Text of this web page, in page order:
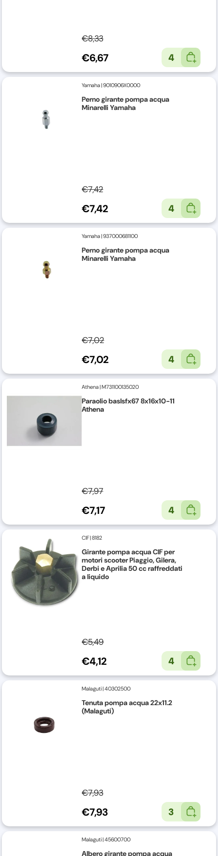
€8,33
€6,67 4
Yamaha|9010906X0000
Perno girante pompa acqua
Minarelli Yamaha
€7,42
€7,42 4
Yamaha|937000681100
Perno girante pompa acqua
Minarelli Yamaha
€7,02
€7,02 4
Athena|M731100135020
Paraolio baslsfx67 8x16x10-11
Athena
€7,97
€7,17 4
CIF|8182
Girante pompa acqua CIF per
motori scooter Piaggio, Gilera,
Derbi e Aprilia 50 cc raffreddati
a liquido
€5,49
€4,12 4
Malaguti|40302500
Tenuta pompa acqua 22x11.2
(Malaguti)
€7,93
€7,93 3
Malaguti|45600700
Albero girante pompa acqua